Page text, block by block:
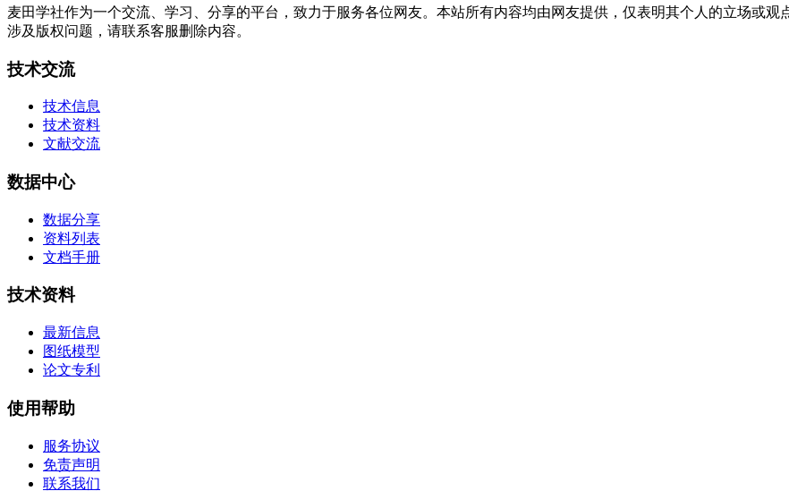
麦田学社作为一个交流、学习、分享的平台，致力于服务各位网友。本站所有内容均由网友提供，仅表明其个人的立场或
涉及版权问题，请联系客服删除内容。
技术交流
技术信息
技术资料
文献交流
数据中心
数据分享
资料列表
文档手册
技术资料
最新信息
图纸模型
论文专利
使用帮助
服务协议
免责声明
联系我们